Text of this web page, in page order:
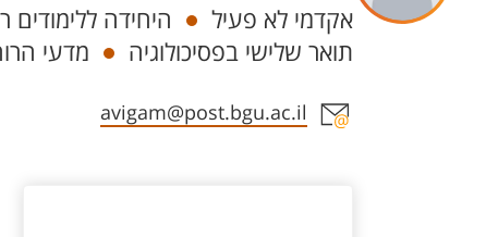
יחידות
אקדמי לא פעיל
היחידה
תואר שלישי בפסיכולוגיה
מדעי
אזור צור קשר עם איש הסגל
avigam@post.bgu.ac.il